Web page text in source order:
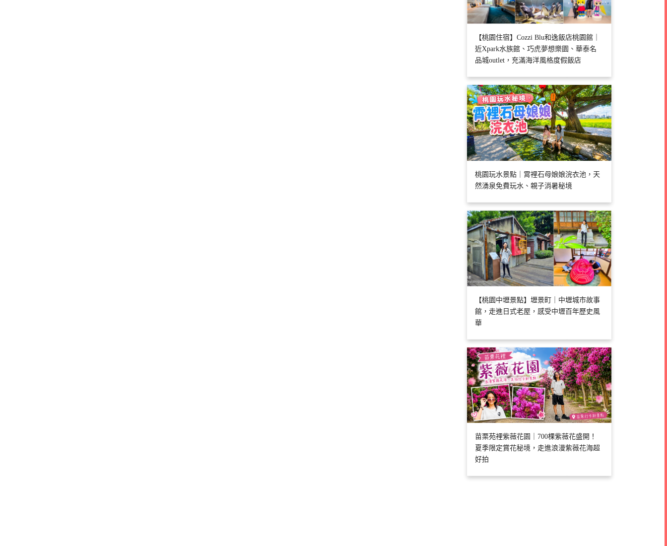
【桃園住宿】Cozzi Blu和逸飯店桃園館｜
近Xpark水族館、巧虎夢想樂園、華泰名
品城outlet，充滿海洋風格度假飯店
桃園玩水景點｜霄裡石母娘娘浣衣池，天
然湧泉免費玩水、親子消暑秘境
【桃園中壢景點】壢景町｜中壢城市故事
館，走進日式老屋，感受中壢百年歷史風
華
苗栗苑裡紫薇花園｜700棵紫薇花盛開！
夏季限定賞花秘境，走進浪漫紫薇花海超
好拍